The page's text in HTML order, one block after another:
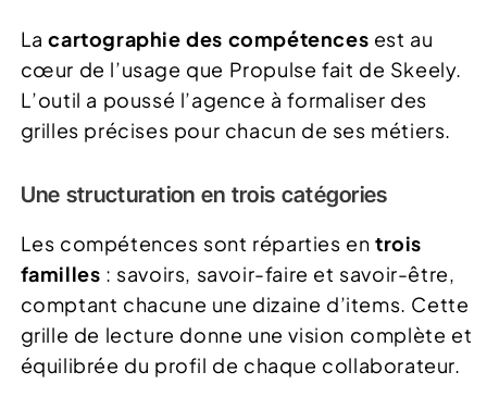
Lacartographie des compétences est au
cœur de l’usage que Propulse fait de Skeely.
L’outil a poussé l’agence à formaliser des
grilles précises pour chacun de ses métiers.
Une structuration en trois catégories
Les compétences sont réparties en trois
familles : savoirs, savoir-faire et savoir-être,
comptant chacune une dizaine d’items. Cette
grille de lecture donne une vision complète et
équilibrée du profil de chaque collaborateur.